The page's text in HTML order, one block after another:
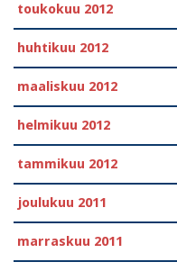
toukokuu 2012
huhtikuu 2012
maaliskuu 2012
helmikuu 2012
tammikuu 2012
joulukuu 2011
marraskuu 2011